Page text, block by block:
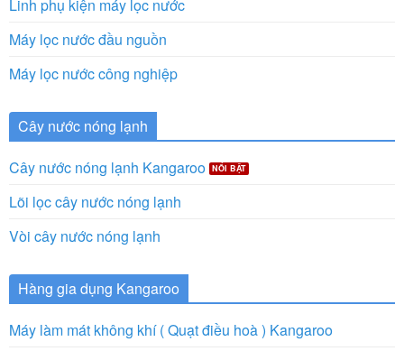
Linh phụ kiện máy lọc nước
Máy lọc nước đầu nguồn
Máy lọc nước công nghiệp
Cây nước nóng lạnh
Cây nước nóng lạnh Kangaroo
Lõi lọc cây nước nóng lạnh
Vòi cây nước nóng lạnh
Hàng gia dụng Kangaroo
Máy làm mát không khí ( Quạt điều hoà ) Kangaroo